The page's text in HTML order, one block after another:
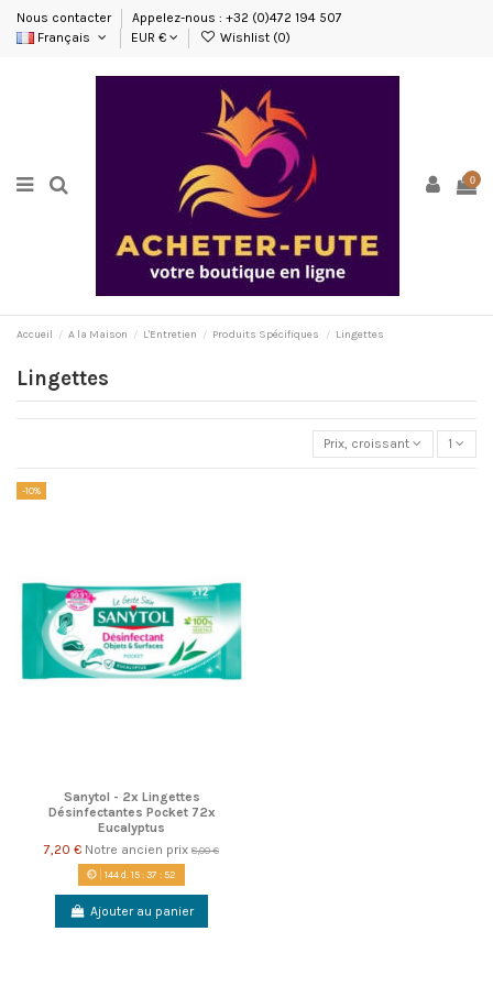
Nous contacter
Appelez-nous : +32 (0)472 194 507
Français
EUR € Wishlist (0)
0
Accueil A la Maison L'Entretien Produits Spécifiques Lingettes
Lingettes
Prix, croissant 1
-10%
Sanytol - 2x Lingettes
Désinfectantes Pocket 72x
Eucalyptus
7,20 € Notre ancien prix 8,00 €
144d. 15:37 :52
Ajouter au panier